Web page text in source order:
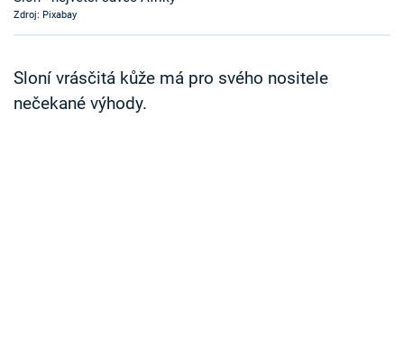
Sledujte prima+
Zdroj: Pixabay
Sloní vrásčitá kůže má pro svého nositele
nečekané výhody.